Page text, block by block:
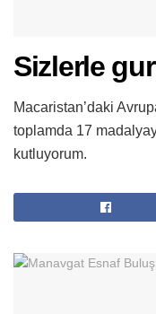
Sizlerle
Macaristan’daki
toplamda 17
kutluyorum.